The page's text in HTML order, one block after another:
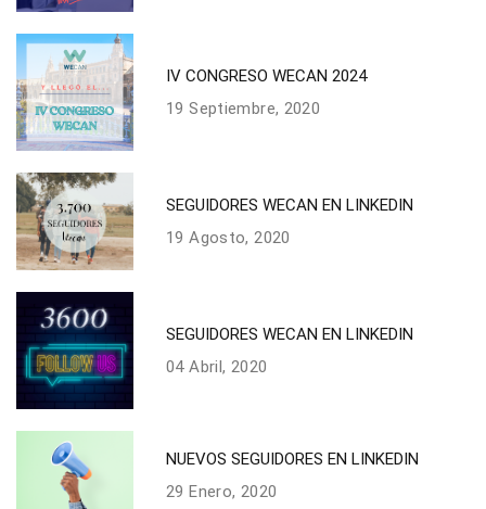
IV CONGRESO WECAN 2024
19 Septiembre, 2020
SEGUIDORES WECAN EN LINKEDIN
19 Agosto, 2020
SEGUIDORES WECAN EN LINKEDIN
04 Abril, 2020
NUEVOS SEGUIDORES EN LINKEDIN
29 Enero, 2020